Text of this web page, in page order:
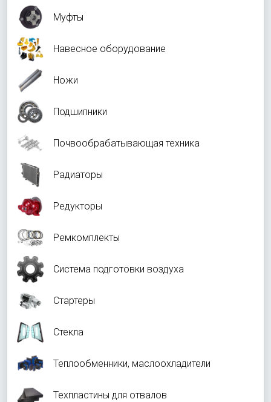
Муфты
Навесное оборудование
Ножи
Подшипники
Почвообрабатывающая техника
Радиаторы
Редукторы
Ремкомплекты
Система подготовки воздуха
Стартеры
Стекла
Теплообменники, маслоохладители
Техпластины для отвалов